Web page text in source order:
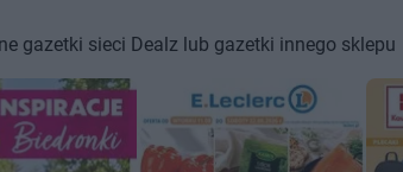
gazetki sieci Dealz lub gazetki innego sklepu